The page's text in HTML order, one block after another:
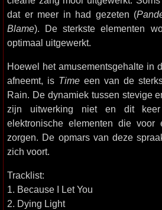
dat er meer in had gezeten (
Blame). De sterkste elementen
optimaal uitgewerkt.
Hoewel het amusementsgehalte in
afneemt, is Time een van de
Rain. De dynamiek tussen stevige
zijn uitwerking niet en dit
elektronische elementen die voor
zorgen. De opmars van deze
zich voort.
Tracklist:
1. Because I Let You
2. Dying Light